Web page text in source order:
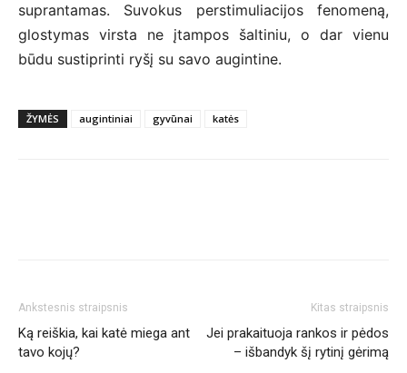
suprantamas. Suvokus perstimuliacijos fenomeną,
glostymas virsta ne įtampos šaltiniu, o dar vienu
būdu sustiprinti ryšį su savo augintine.
ŽYMĖS augintiniai gyvūnai katės
Ankstesnis straipsnis
Ką reiškia, kai katė miega ant
tavo kojų?
Kitas straipsnis
Jei prakaituoja rankos ir pėdos
– išbandyk šį rytinį gėrimą